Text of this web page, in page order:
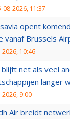
08-2026, 11:37
opent
vanaf Brussels
2026, 10:46
blijft net als veel
langer
2026, 9:00
Air breidt